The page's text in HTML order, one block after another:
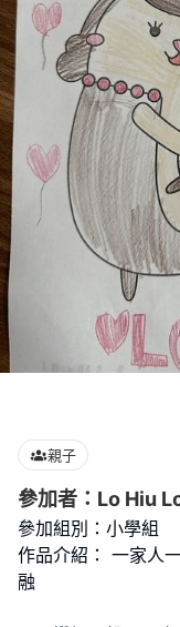
親子
參加者：Lo Hiu
參加組別：小學組
作品介紹： 一家人
融